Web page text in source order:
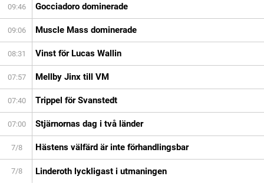
09:46 Gocciadoro dominerade
09:06 Muscle Mass dominerade
08:31 Vinst för Lucas Wallin
07:57 Mellby Jinx till VM
07:40 Trippel för Svanstedt
07:00 Stjärnornas dag i två länder
7/8 Hästens välfärd är inte förhandlingsbar
7/8 Linderoth lyckligast i utmaningen